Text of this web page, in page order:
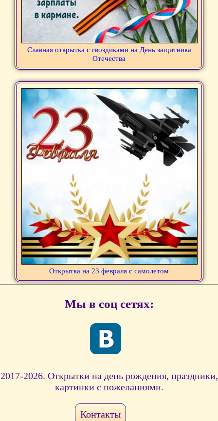
Славная открытка с гвоздиками на День защитника
Отечества
Открытка на 23 февраля с самолетом
Мы в соц сетях:
2017-2026. Открытки на день рождения, праздники,
картинки с пожеланиями.
Контакты